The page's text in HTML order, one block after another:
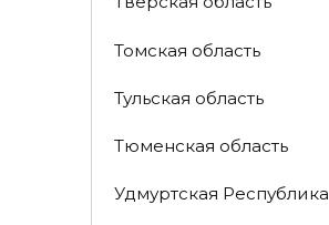
Томская область
Тульская область
Тюменская область
Удмуртская Республика